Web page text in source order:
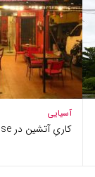
آسیایی
کاریِ آتشین در Fierce Curry House